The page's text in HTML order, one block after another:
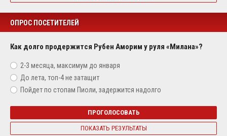
ОПРОС ПОСЕТИТЕЛЕЙ
Как долго продержится Рубен Аморим у руля «Милана»?
2-3 месяца, максимум до января
До лета, топ-4 не затащит
Пойдет по стопам Пиоли, задержится надолго
ПРОГОЛОСОВАТЬ
ПОКАЗАТЬ РЕЗУЛЬТАТЫ